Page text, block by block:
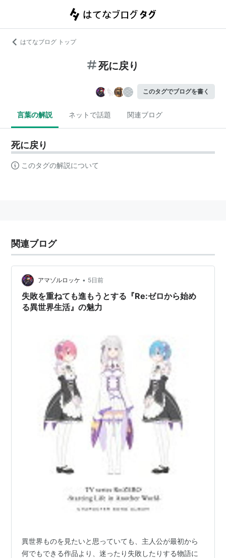
はてなブログ トップ
死に戻り
このタグでブログを書く
言葉の解説 ネットで話題 関連ブログ
死に戻り
このタグの解説について
関連ブログ
アマゾルロッケ • 5日前
失敗を重ねても進もうとする『Re:ゼロから始め
る異世界生活』の魅力
異世界ものを見たいと思っていても、主人公が最初から
何でもできる作品より、迷ったり失敗したりする物語に